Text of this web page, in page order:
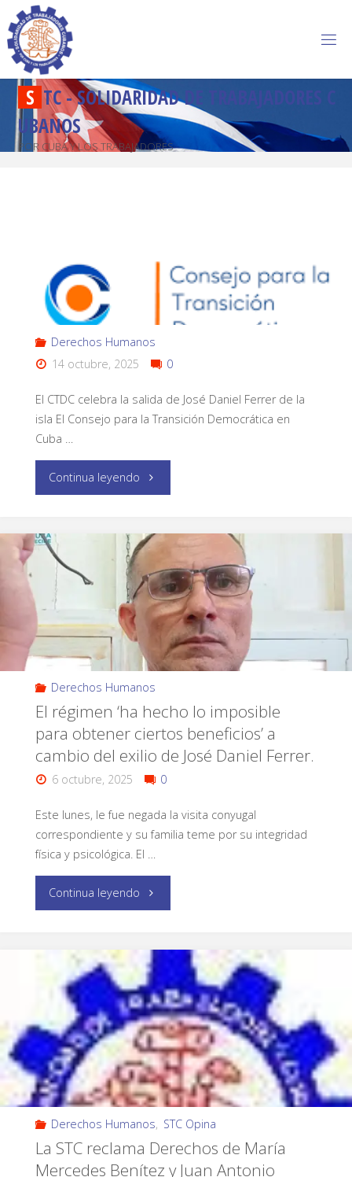
S TC-SOLIDARIDADD R A BAJADORES C
U BANOS
POR CUBA Y LOS TRABAJADORES
Derechos Humanos
14 octubre, 2025
0
El CTDC celebra la salida de José Daniel Ferrer de la
isla El Consejo para la Transición Democrática en
Cuba …
Continua leyendo
Derechos Humanos
El régimen ‘ha hecho lo imposible
para obtener ciertos beneficios’ a
cambio del exilio de José Daniel Ferrer.
6 octubre, 2025 0
Este lunes, le fue negada la visita conyugal
correspondiente y su familia teme por su integridad
física y psicológica. El …
Continua leyendo
Derechos Humanos, STC Opina
La STC reclama Derechos de María
Mercedes Benítez y Juan Antonio